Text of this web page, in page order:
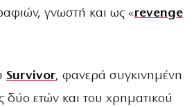
γνωστή και ως «revenge
Survivor, φανερά συγκινημένη
δύο ετών και του χρηματικού